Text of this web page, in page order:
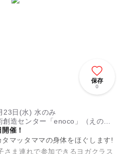
保存
0
23日(水) 水のみ
創造センター「enoco」（えの
催！
マッタママの身体をほぐします!
ま連れで参加できるヨガクラス